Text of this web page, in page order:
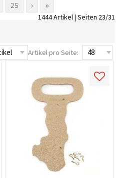
25 › »
1444 Artikel | Seiten 23/31
Artikel pro Seite: